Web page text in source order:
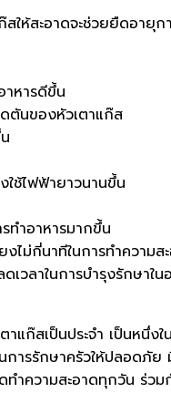
ให้สะอาดจะช่วยยืดอายุกา
าหารดีขึ้น
ตันของหัวเตาแก๊ส
ใช้ไฟฟ้ายาวนานขึ้น
ทำอาหารมากขึ้น
งไม่กี่นาทีในการทำความ
เวลาในการบำรุงรักษาใ
าแก๊สเป็นประจำ เป็นหนึ่ง
การรักษาครัวให้ปลอดภัย
ทำความสะอาดทุกวัน ร่ว